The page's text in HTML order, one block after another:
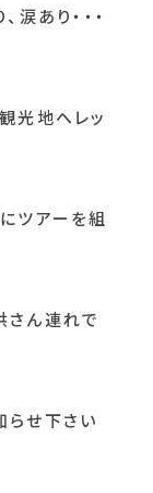
涙あり・・・
光地へレッ
ツアーを組
さん連れで
らせ下さい